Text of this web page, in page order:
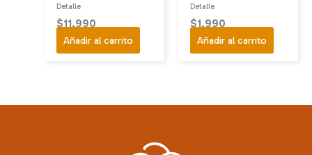
Detalle
$11.990
Añadir al carrito
Detalle
$1.990
Añadir al carrito